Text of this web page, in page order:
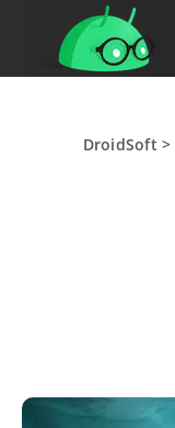
DroidSoft >